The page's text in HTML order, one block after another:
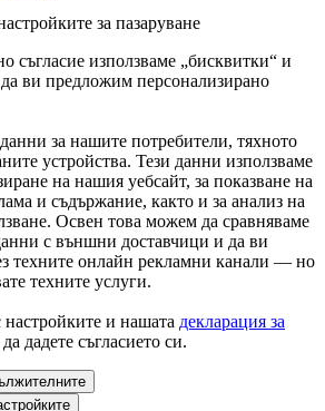
за пазаруване
съгласие използваме „бисквитки“ и
ви предложим персонализирано
за нашите потребители, тяхното
устройства. Тези данни използваме
на нашия уебсайт, за показване на
и съдържание, както и за анализ на
Освен това можем да сравняваме
с външни доставчици и да ви
техните онлайн рекламни канали — но
техните услуги.
и нашата декларация за
дадете съгласието си.